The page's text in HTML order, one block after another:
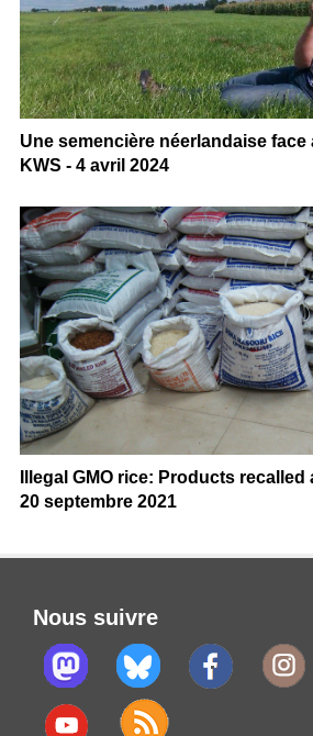
Une semencière néerlandaise face
KWS - 4 avril 2024
Illegal GMO rice: Products
20 septembre 2021
Nous suivre